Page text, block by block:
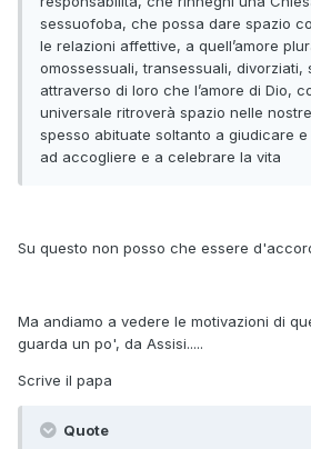
sessuofoba, che possa dare spazio
le relazioni affettive, a quell’amore
omossessuali, transessuali, divorziati,
attraverso di loro che l’amore di Dio,
universale ritroverà spazio nelle
spesso abituate soltanto a giudicare
ad accogliere e a celebrare la vita
Su questo non posso che essere
Ma andiamo a vedere le motivazioni di
guarda un po', da Assisi.....
Scrive il papa
Quote